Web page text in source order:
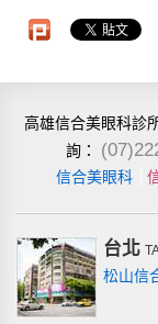
高雄信合美眼科診
詢：
信合美眼科
台北
松山信